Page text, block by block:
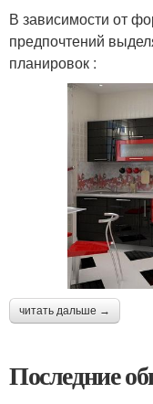
В зависимости от
предпочтений
планировок :
читать дальше →
Последние